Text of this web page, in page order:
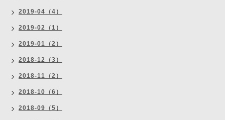
2019-04（4）
2019-02（1）
2019-01（2）
2018-12（3）
2018-11（2）
2018-10（6）
2018-09（5）